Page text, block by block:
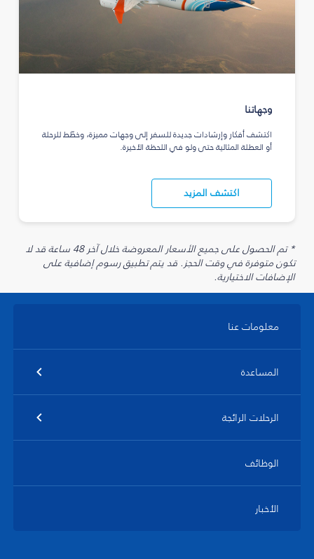
وجهاتنا
اكتشف أفكار وإرشادات جديدة للسفر إلى وجهات مميزة، وخطّط للرحلة
أو العطلة المثالية حتى ولو في اللحظة الأخيرة.
اكتشف المزيد
* تم الحصول على جميع الأسعار المعروضة خلال آخر 48 ساعة قد لا
تكون متوفرة في وقت الحجز. قد يتم تطبيق رسوم إضافية على
الإضافات الاختيارية.
معلومات عنا
المساعدة
الرحلات الرائجة
الوظائف
الأخبار